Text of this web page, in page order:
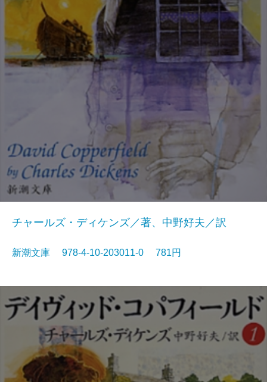
チャールズ・ディケンズ／著、中野好夫／訳
新潮文庫 978-4-10-203011-0 781円